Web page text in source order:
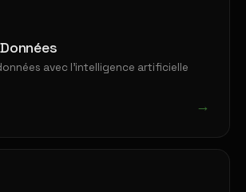
avec l'intelligence artificielle
→